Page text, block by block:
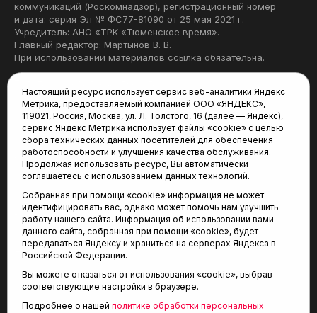
коммуникаций (Роскомнадзор), регистрационный номер
и дата: серия Эл № ФС77-81090 от 25 мая 2021 г.
Учредитель: АНО «ТРК «Тюменское время».
Главный редактор: Мартынов В. В.
При использовании материалов ссылка обязательна.
Редакция:
625035, Тюмень, пр. Геологоразведчиков, 28А
(3452) 68-22-28
tum-arena@mail.ru
Отдел продаж:
(3452) 68-89-78
kotovaev@sibinformburo.ru
Настоящий ресурс использует сервис веб-аналитики Яндекс
Метрика, предоставляемый компанией ООО «ЯНДЕКС»,
119021, Россия, Москва, ул. Л. Толстого, 16 (далее — Яндекс),
сервис Яндекс Метрика использует файлы «cookie» с целью
сбора технических данных посетителей для обеспечения
работоспособности и улучшения качества обслуживания.
Продолжая использовать ресурс, Вы автоматически
соглашаетесь с использованием данных технологий.
Собранная при помощи «cookie» информация не может
идентифицировать вас, однако может помочь нам улучшить
работу нашего сайта. Информация об использовании вами
данного сайта, собранная при помощи «cookie», будет
передаваться Яндексу и храниться на серверах Яндекса в
Российской Федерации.
Вы можете отказаться от использования «cookie», выбрав
соответствующие настройки в браузере.
Подробнее о нашей политике обработки персональных